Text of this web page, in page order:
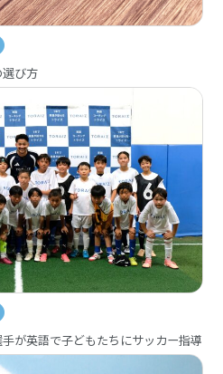
び方
が英語で子どもたちにサッカー指導